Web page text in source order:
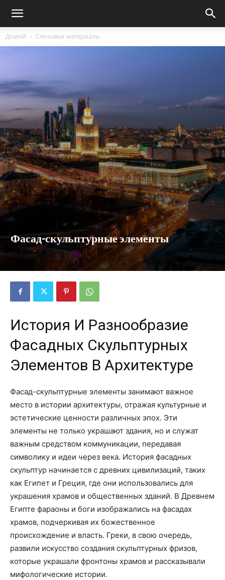
Домой Стеновые материалы
Фасад-скульптурные элементы
История И Разнообразие
Фасадных Скульптурных
Элементов В Архитектуре
Фасад-скульптурные элементы занимают важное
место в истории архитектуры, отражая культурные и
эстетические ценности различных эпох. Эти
элементы не только украшают здания, но и служат
важным средством коммуникации, передавая
символику и идеи через века. История фасадных
скульптур начинается с древних цивилизаций, таких
как Египет и Греция, где они использовались для
украшения храмов и общественных зданий. В Древнем
Египте фараоны и боги изображались на фасадах
храмов, подчеркивая их божественное
происхождение и власть. Греки, в свою очередь,
развили искусство создания скульптурных фризов,
которые украшали фронтоны храмов и рассказывали
мифологические истории.